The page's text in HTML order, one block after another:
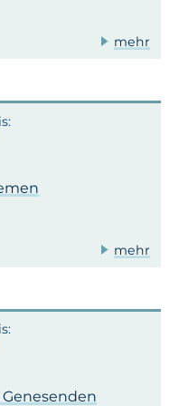
mehr
mehr
Genesenden